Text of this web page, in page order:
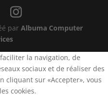
par Albuma Computer
la navigation, de
sociaux et de réaliser des
cliquant sur «Accepter», vous
cookies.